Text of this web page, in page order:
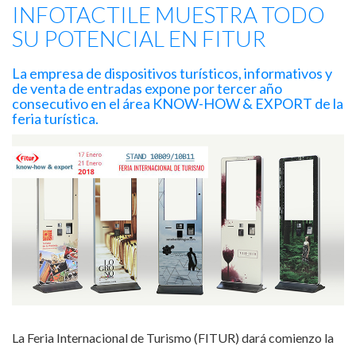
INFOTACTILE MUESTRA TODO
SU POTENCIAL EN FITUR
La empresa de dispositivos turísticos, informativos y
de venta de entradas expone por tercer año
consecutivo en el área KNOW-HOW & EXPORT de la
feria turística.
La Feria Internacional de Turismo (FITUR) dará comienzo la